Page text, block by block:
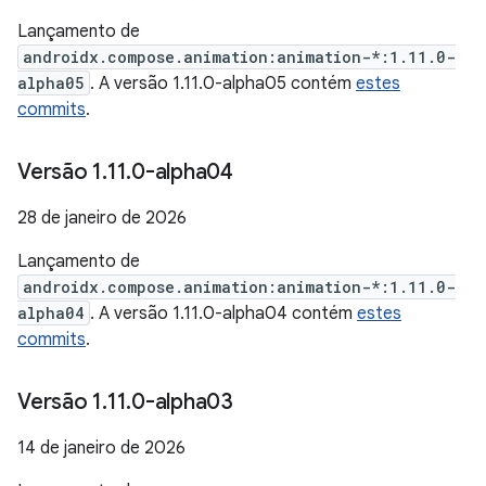
Lançamento de
androidx.compose.animation:animation-*:1.11.0-
alpha05 . A versão 1.11.0-alpha05 contém estes
commits.
Versão 1.11.0-alpha04
28 de janeiro de 2026
Lançamento de
androidx.compose.animation:animation-*:1.11.0-
alpha04 . A versão 1.11.0-alpha04 contém estes
commits.
Versão 1.11.0-alpha03
14 de janeiro de 2026